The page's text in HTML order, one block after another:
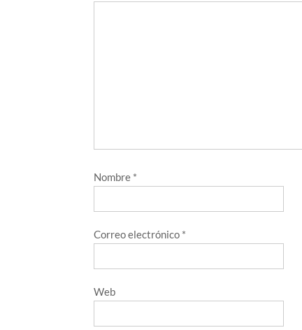
Nombre *
Correo electrónico *
Web